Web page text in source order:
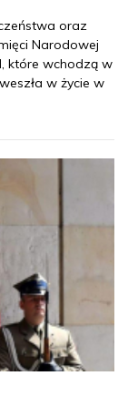
oraz
Narodowej
które wchodzą w
w życie w